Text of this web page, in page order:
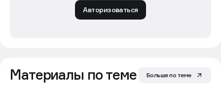
Авторизоваться
Материалы по теме Больше по теме